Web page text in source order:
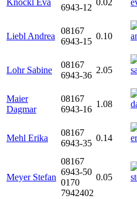
Knöckl Eva
6943-12
0.02
Liebl Andrea
08167
6943-15
0.10
Lohr Sabine
08167
6943-36
2.05
Maier
Dagmar
08167
6943-16
1.08
Mehl Erika
08167
6943-35
0.14
Meyer Stefan
08167
6943-50
0170
7942402
0.05